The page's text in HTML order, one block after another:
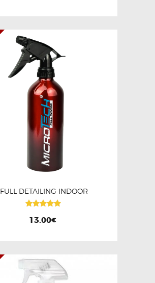
FULL DETAILING INDOOR
5.00
13.00€